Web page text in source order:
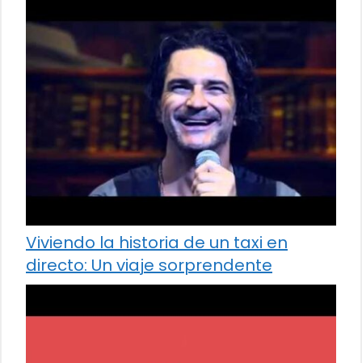
Viviendo la historia de un taxi en
directo: Un viaje sorprendente